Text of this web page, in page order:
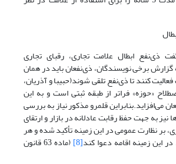
ذی‌نفع ابطال علامت تجاری، رقبای تجاری
برخی نویسندگان، ذی‌نفعان باید در همان
کنند تا ذی‌نفع تلقی شوند(حبیبا و آذریان،
اصطلاح «حوزه» فراتر از طبقه ثبتی است و به این
می‌افزاید.بنابراین قلمرو مذکور نیاز به بررسی
به جهت حفظ رقابت عادلانه در بازار و ارتقای
بر نظارت عمومی در این زمینه تأکید شده و هر
این زمینه اقامه دعوا کند[8] (ماده 63 قانون